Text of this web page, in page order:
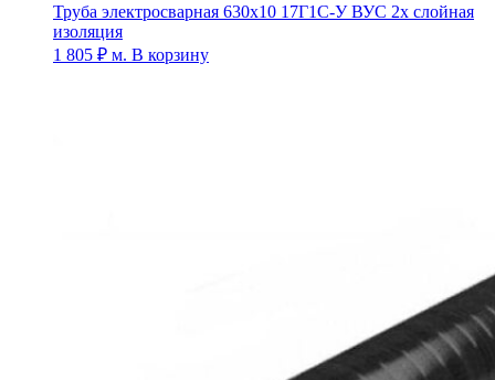
Труба электросварная 630х10 17Г1С-У ВУС 2х слойная
изоляция
1 805 ₽ м. В корзину